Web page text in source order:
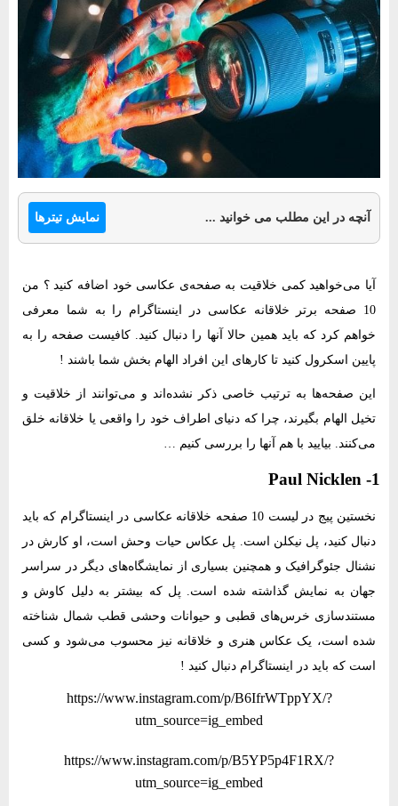
آنچه در این مطلب می خوانید ... نمایش تیترها
آیا می‌خواهید کمی خلاقیت به صفحه‌ی عکاسی خود اضافه کنید ؟ من
10 صفحه برتر خلاقانه عکاسی در اینستاگرام را به شما معرفی
خواهم کرد که باید همین حالا آنها را دنبال کنید. کافیست صفحه را به
پایین اسکرول کنید تا کارهای این افراد الهام بخش شما باشند !
این صفحه‌ها به ترتیب خاصی ذکر نشده‌اند و می‌توانند از خلاقیت و
تخیل الهام بگیرند، چرا که دنیای اطراف خود را واقعی یا خلاقانه خلق
می‌کنند. بیایید با هم آنها را بررسی کنیم …
1- Paul Nicklen
نخستین پیج در لیست 10 صفحه خلاقانه عکاسی در اینستاگرام که باید
دنبال کنید، پل نیکلن است. پل عکاس حیات وحش است، او کارش در
نشنال جئوگرافیک و همچنین بسیاری از نمایشگاه‌های دیگر در سراسر
جهان به نمایش گذاشته شده است. پل که بیشتر به دلیل کاوش و
مستندسازی خرس‌های قطبی و حیوانات وحشی قطب شمال شناخته
شده است، یک عکاس هنری و خلاقانه نیز محسوب می‌شود و کسی
است که باید در اینستاگرام دنبال کنید !
https://www.instagram.com/p/B6IfrWTppYX/?
utm_source=ig_embed
https://www.instagram.com/p/B5YP5p4F1RX/?
utm_source=ig_embed